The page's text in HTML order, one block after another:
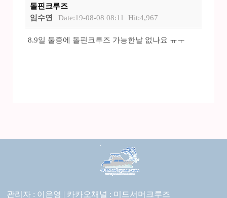
돌핀크루즈
임수연
Date:19-08-08 08:11 Hit:4,967
8.9일 둘중에 돌핀크루즈 가능한날 없나요 ㅠㅜ
관리자 : 이은영 | 카카오채널 : 미드서머크루즈